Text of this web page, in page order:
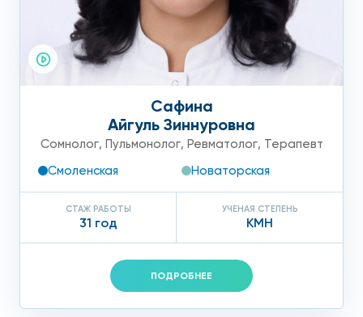
Сафина
Айгуль Зиннуровна
Сомнолог, Пульмонолог, Ревматолог, Терапевт
Смоленская
Новаторская
СТАЖ РАБОТЫ
31 год
УЧЕНАЯ СТЕПЕНЬ
КМН
ПОДРОБНЕЕ